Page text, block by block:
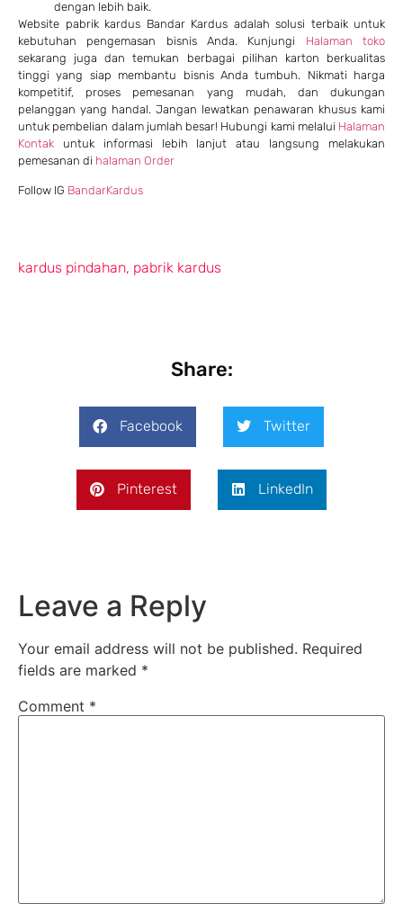
dengan lebih baik.
Website pabrik kardus Bandar Kardus adalah solusi terbaik untuk
kebutuhan pengemasan bisnis Anda. Kunjungi Halaman toko
sekarang juga dan temukan berbagai pilihan karton berkualitas
tinggi yang siap membantu bisnis Anda tumbuh. Nikmati harga
kompetitif, proses pemesanan yang mudah, dan dukungan
pelanggan yang handal. Jangan lewatkan penawaran khusus kami
untuk pembelian dalam jumlah besar! Hubungi kami melalui Halaman
Kontak untuk informasi lebih lanjut atau langsung melakukan
pemesanan di halaman Order
Follow IG BandarKardus
kardus pindahan, pabrik kardus
Share:
Facebook Twitter
Pinterest LinkedIn
Leave a Reply
Your email address will not be published. Required
fields are marked *
Comment *